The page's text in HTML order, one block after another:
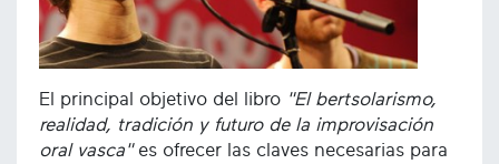
El principal objetivo del libro "El bertsolarismo,
realidad, tradición y futuro de la improvisación
oral vasca"es ofrecer las claves necesarias para